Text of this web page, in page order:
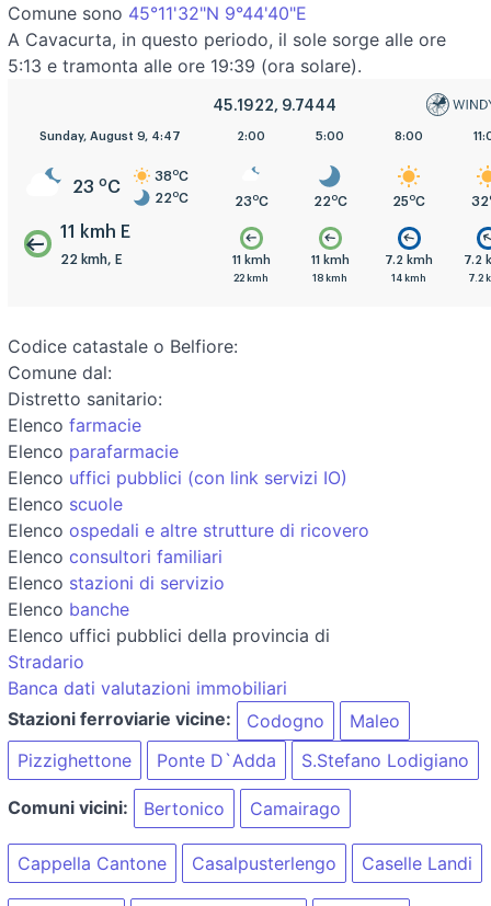
Comune sono 45°11'32"N 9°44'40"E
A Cavacurta, in questo periodo, il sole sorge alle ore
5:13 e tramonta alle ore 19:39 (ora solare).
45.1922, 9.7444
Sunday, August 9, 4:47
23 oC
38 oC
22 oC
11 kmh E
22 kmh, E
2:00
23 oC
11 kmh
22 kmh
5:00
22 oC
11 kmh
18 kmh
8:00
25 oC
7.2 kmh
14 kmh
32
7.2
7.2
Codice catastale o Belfiore:
Comune dal:
Distretto sanitario:
Elenco farmacie
Elenco parafarmacie
Elenco uffici pubblici (con link servizi IO)
Elenco scuole
Elenco ospedali e altre strutture di ricovero
Elenco consultori familiari
Elenco stazioni di servizio
Elenco banche
Elenco uffici pubblici della provincia di
Stradario
Banca dati valutazioni immobiliari
Stazioni ferroviarie vicine:
Codogno
Maleo
Pizzighettone
Ponte D`Adda S.Stefano Lodigiano
Comuni vicini: Bertonico Camairago
Cappella Cantone Casalpusterlengo Caselle Landi